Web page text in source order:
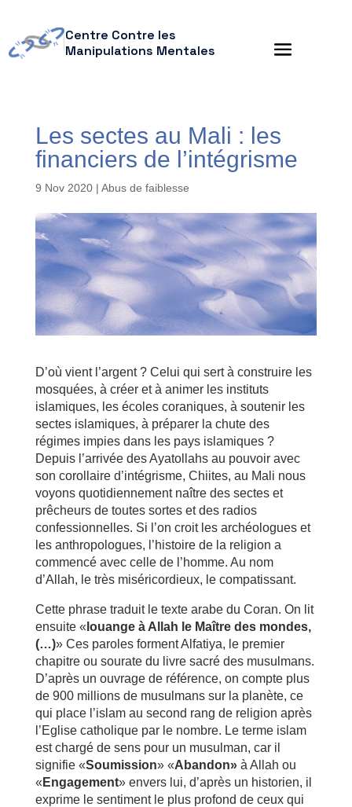
Centre Contre les
Manipulations Mentales
Les sectes au Mali : les
financiers de l’intégrisme
9 Nov 2020| Abus de faiblesse
D’où vient l’argent ? Celui qui sert à construire les
mosquées, à créer et à animer les instituts
islamiques, les écoles coraniques, à soutenir les
sectes islamiques, à préparer la chute des
régimes impies dans les pays islamiques ?
Depuis l’arrivée des Ayatollahs au pouvoir avec
son corollaire d’intégrisme, Chiites, au Mali nous
voyons quotidiennement naître des sectes et
prêcheurs de toutes sortes et des radios
confessionnelles. Si l’on croit les archéologues et
les anthropologues, l’histoire de la religion a
commencé avec celle de l’homme. Au nom
d’Allah, le très miséricordieux, le compatissant.
Cette phrase traduit le texte arabe du Coran. On lit
ensuite « louange à Allah le Maître des mondes,
(…)» Ces paroles forment Alfatiya, le premier
chapitre ou sourate du livre sacré des musulmans.
D’après un ouvrage de référence, on compte plus
de 900 millions de musulmans sur la planète, ce
qui place l’islam au second rang de religion après
l’Eglise catholique par le nombre. Le terme islam
est chargé de sens pour un musulman, car il
signifie «Soumission» «Abandon»à Allah ou
« Engagement» envers lui, d’après un historien, il
exprime le sentiment le plus profond de ceux qui